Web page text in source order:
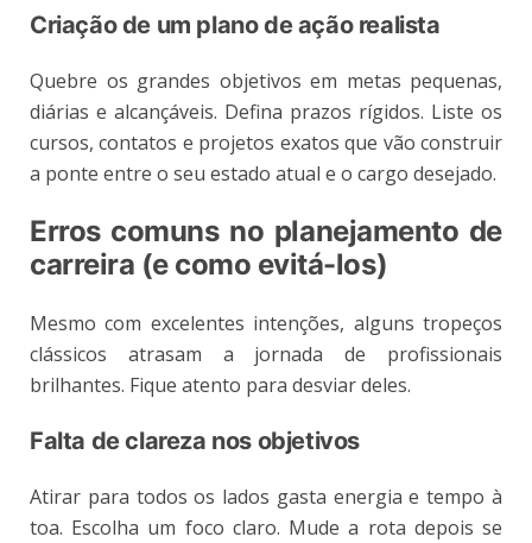
Criação de um plano de ação realista
Quebre os grandes objetivos em metas pequenas,
diárias e alcançáveis. Defina prazos rígidos. Liste os
cursos, contatos e projetos exatos que vão construir
a ponte entre o seu estado atual e o cargo desejado.
Erros comuns no planejamento de
carreira (e como evitá-los)
Mesmo com excelentes intenções, alguns tropeços
clássicos atrasam a jornada de profissionais
brilhantes. Fique atento para desviar deles.
Falta de clareza nos objetivos
Atirar para todos os lados gasta energia e tempo à
toa. Escolha um foco claro. Mude a rota depois se